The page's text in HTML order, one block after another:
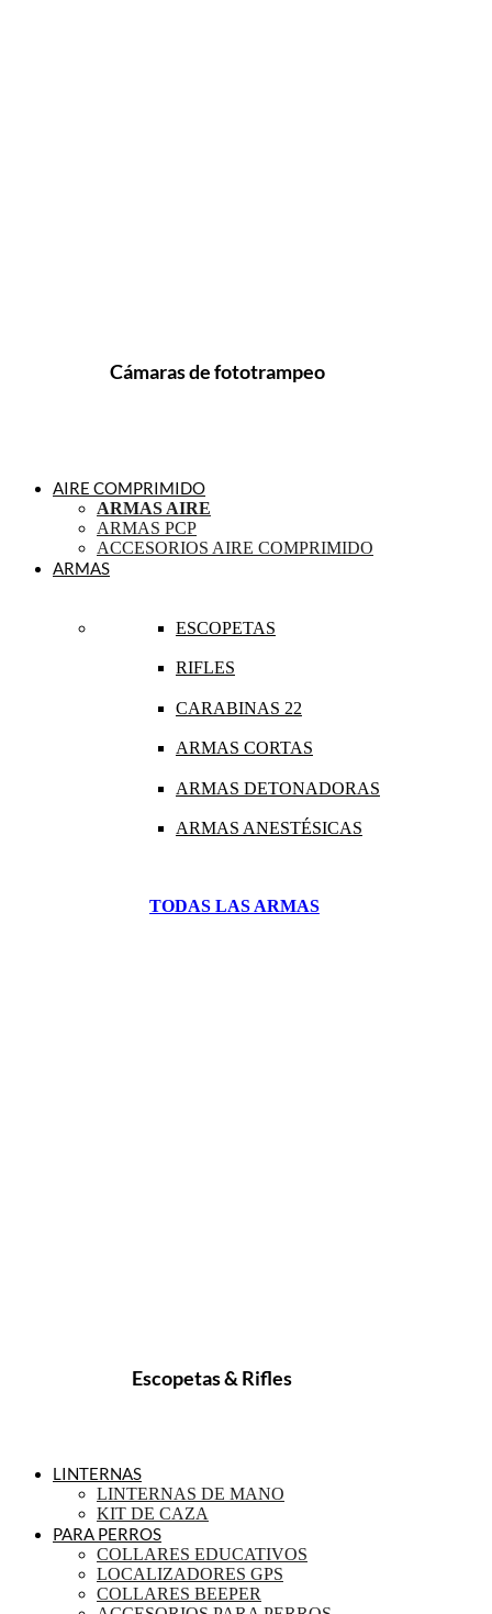
Cámaras de fototrampeo
AIRE COMPRIMIDO
ARMAS AIRE
ARMAS PCP
ACCESORIOS AIRE COMPRIMIDO
ARMAS
ESCOPETAS
RIFLES
CARABINAS 22
ARMAS CORTAS
ARMAS DETONADORAS
ARMAS ANESTÉSICAS
TODAS LAS ARMAS
Escopetas & Rifles
LINTERNAS
LINTERNAS DE MANO
KIT DE CAZA
PARA PERROS
COLLARES EDUCATIVOS
LOCALIZADORES GPS
COLLARES BEEPER